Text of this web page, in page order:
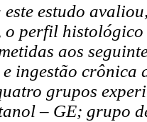
este estudo
perfil histológico
aos
ingestão crônica
grupos
– GE; grupo